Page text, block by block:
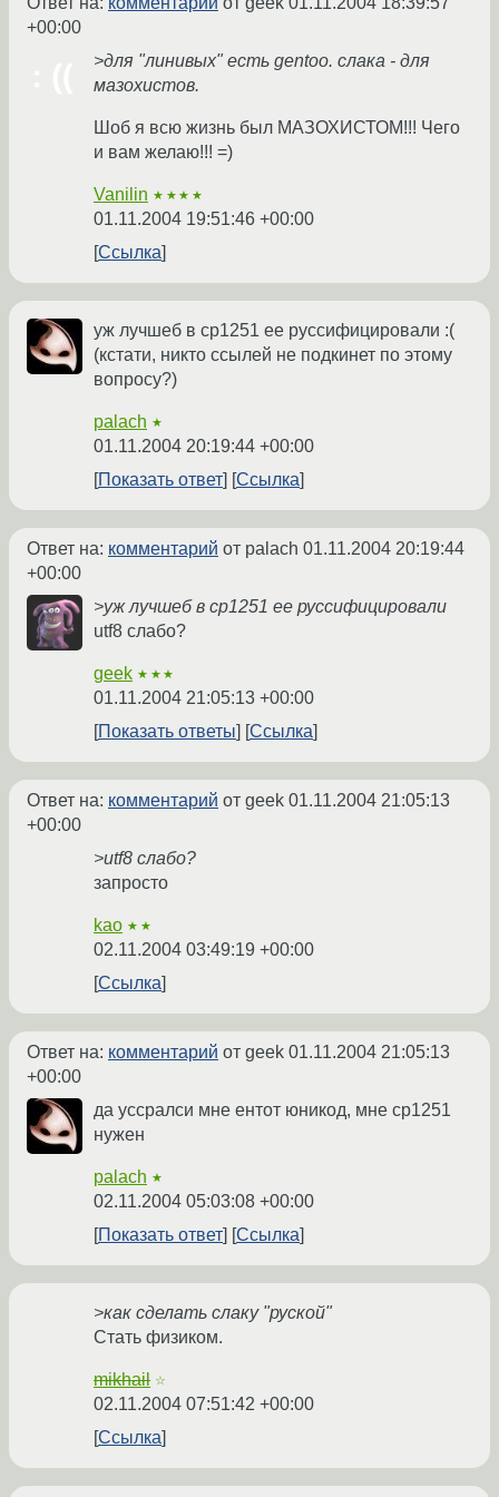
+00:00
>для "линивых" есть gentoo. слака - для
мазохистов.
Шоб я всю жизнь был МАЗОХИСТОМ!!! Чего
и вам желаю!!! =)
Vanilin ★★★★
01.11.2004 19:51:46 +00:00
Ссылка
уж лучшеб в ср1251 ее руссифицировали :(
(кстати, никто ссылей не подкинет по этому
вопросу?)
palach ★
01.11.2004 20:19:44 +00:00
Показать ответ
Ссылка
Ответ на: комментарий от palach 01.11.2004 20:19:44
+00:00
>уж лучшеб в ср1251 ее руссифицировали
utf8 слабо?
geek ★★★
01.11.2004 21:05:13 +00:00
Показать ответы
Ссылка
Ответ на: комментарий от geek 01.11.2004 21:05:13
+00:00
>utf8 слабо?
запросто
kao ★★
02.11.2004 03:49:19 +00:00
Ссылка
Ответ на: комментарий от geek 01.11.2004 21:05:13
+00:00
да уссралси мне ентот юникод, мне ср1251
нужен
palach ★
02.11.2004 05:03:08 +00:00
Показать ответ
Ссылка
>как сделать слаку "руской"
Стать физиком.
mikhail ☆
02.11.2004 07:51:42 +00:00
Ссылка